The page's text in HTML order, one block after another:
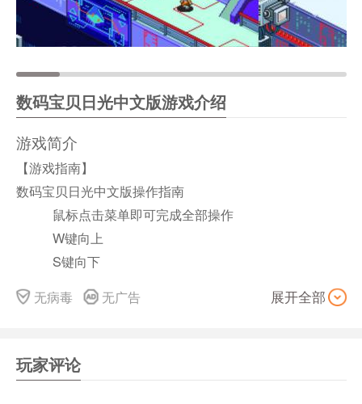
数码宝贝日光中文版游戏介绍
游戏简介
【游戏指南】
数码宝贝日光中文版操作指南
鼠标点击菜单即可完成全部操作
W键向上
S键向下
A键向左
D键向右
数字键8选择
更多精彩游戏画面请点击本页中“安装截图”按钮。
无病毒 无广告 展开全部
玩家评论